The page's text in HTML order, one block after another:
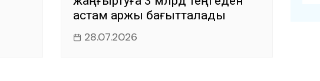
астам қаржы бағытталады
28.07.2026